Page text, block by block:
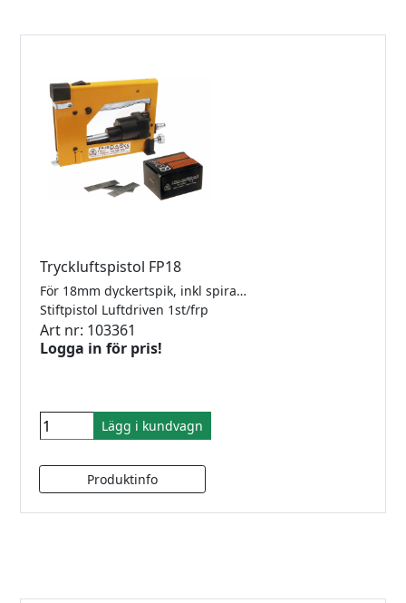
Tryckluftspistol FP18
För 18mm dyckertspik, inkl spiralslang.
Stiftpistol Luftdriven 1st/frp
Art nr: 103361
Logga in för pris!
Lägg i kundvagn